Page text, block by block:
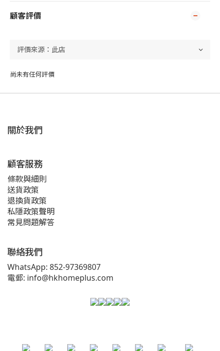
顧客評價
尚未有任何評價
關於我們
顧客服務
條款與細則
送貨政策
退換貨政策
私隱政策聲明
常見問題解答
聯絡我們
WhatsApp: 852-97369807
電郵: info@hkhomeplus.com